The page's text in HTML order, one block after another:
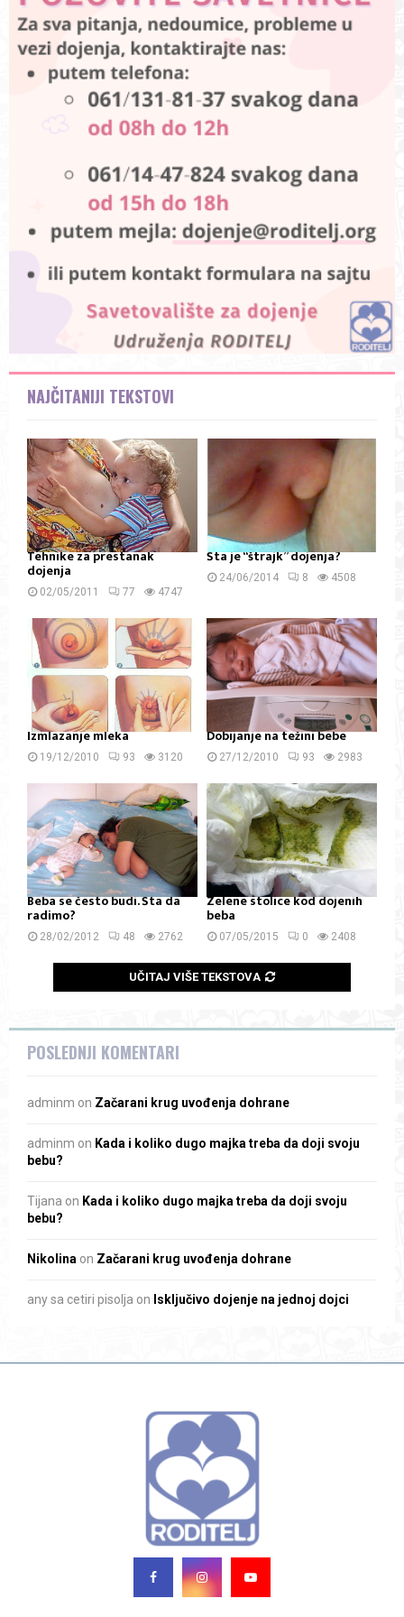
NAJČITANIJI TEKSTOVI
Tehnike za prestanak
dojenja
02/05/2011 77 4747
Šta je “štrajk” dojenja?
24/06/2014 8 4508
Izmlazanje mleka
19/12/2010 93 3120
Dobijanje na težini bebe
27/12/2010 93 2983
Beba se često budi. Šta da
radimo?
28/02/2012 48 2762
Zelene stolice kod dojenih
beba
07/05/2015 0 2408
UČITAJ VIŠE TEKSTOVA
POSLEDNJI KOMENTARI
adminm on Začarani krug uvođenja dohrane
adminm on Kada i koliko dugo majka treba da doji svoju
bebu?
Tijana on Kada i koliko dugo majka treba da doji svoju
bebu?
Nikolina on Začarani krug uvođenja dohrane
any sa cetiri pisolja on Isključivo dojenje na jednoj dojci